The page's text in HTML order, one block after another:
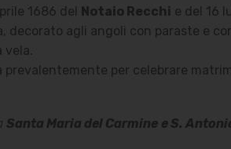
1686 del Notaio Recchi e del 16
decorato agli angoli con paraste e
vela.
per celebrare
Santa Maria del Carmine e S.